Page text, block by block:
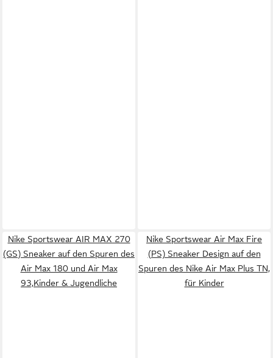
Nike Sportswear AIR MAX 270
(GS) Sneaker auf den Spuren des
Air Max 180 und Air Max
93,Kinder & Jugendliche
Nike Sportswear Air Max Fire
(PS) Sneaker Design auf den
Spuren des Nike Air Max Plus TN,
für Kinder